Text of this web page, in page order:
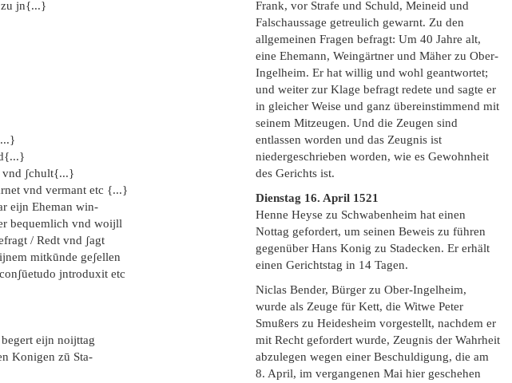
zu jn{...}
vnd ʃchult{...}
vnd vermant etc {...}
eijn Eheman win-
bequemlich vnd woijll
/ Redt vnd ʃagt
mitkūnde geʃellen
jntroduxit etc
eijn noijttag
Konigen zū Sta-
Frank, vor Strafe und Schuld, Meineid und
Falschaussage getreulich gewarnt. Zu den
allgemeinen Fragen befragt: Um 40 Jahre alt,
eine Ehemann, Weingärtner und Mäher zu Ober-
Ingelheim. Er hat willig und wohl geantwortet;
und weiter zur Klage befragt redete und sagte er
in gleicher Weise und ganz übereinstimmend mit
seinem Mitzeugen. Und die Zeugen sind
entlassen worden und das Zeugnis ist
niedergeschrieben worden, wie es Gewohnheit
des Gerichts ist.
Dienstag 16. April 1521
Henne Heyse zu Schwabenheim hat einen
Nottag gefordert, um seinen Beweis zu führen
gegenüber Hans Konig zu Stadecken. Er erhält
einen Gerichtstag in 14 Tagen.
Niclas Bender, Bürger zu Ober-Ingelheim,
wurde als Zeuge für Kett, die Witwe Peter
Smußers zu Heidesheim vorgestellt, nachdem er
mit Recht gefordert wurde, Zeugnis der Wahrheit
abzulegen wegen einer Beschuldigung, die am
8. April, im vergangenen Mai hier geschehen